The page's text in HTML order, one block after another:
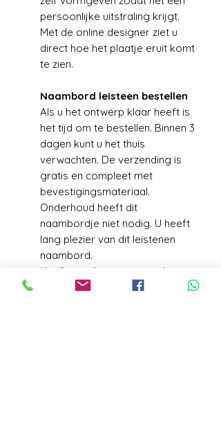
persoonlijke uitstraling krijgt.
Met de online designer ziet u
direct hoe het plaatje eruit komt
te zien.
Naambord leisteen bestellen
Als u het ontwerp klaar heeft is
het tijd om te bestellen. Binnen 3
dagen kunt u het thuis
verwachten. De verzending is
gratis en compleet met
bevestigingsmateriaal.
Onderhoud heeft dit
naambordje niet nodig. U heeft
lang plezier van dit leistenen
naambord.
Heeft u toch een iets moderne
smaak dan is leisteen